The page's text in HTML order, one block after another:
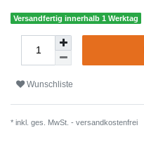
Versandfertig innerhalb 1 Werktag
Wunschliste
* inkl. ges. MwSt. - versandkostenfrei